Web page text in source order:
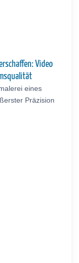
Video
eines
Präzision